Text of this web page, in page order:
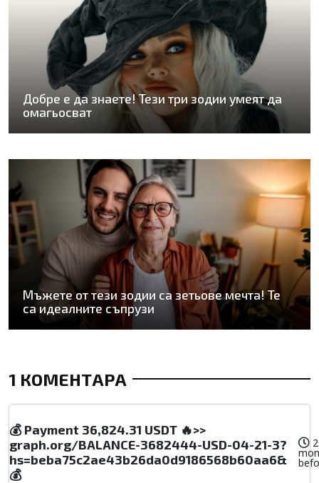
Добре е да знаете! Тези три зодии умеят да
омагьосват
Мъжете от тези зодии са зетьове мечта! Те
са идеалните съпрузи
1 КОМЕНТАРА
💰 Payment 36,824.31 USDT 🔥>>
graph.org/BALANCE-3682444-USD-04-21-3?
hs=beba75c2ae43b26da0d9186568b60aa6&
💰
2